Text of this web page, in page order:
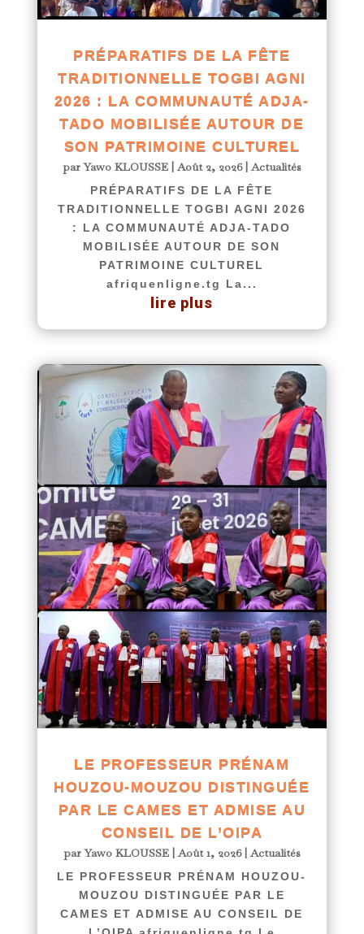
PRÉPARATIFS DE LA FÊTE
TRADITIONNELLE TOGBI AGNI
2026 : LA COMMUNAUTÉ ADJA-
TADO MOBILISÉE AUTOUR DE
SON PATRIMOINE CULTUREL
parYawo KLOUSSE|Août 2, 2026|Actualités
PRÉPARATIFS DE LA FÊTE
TRADITIONNELLE TOGBI AGNI 2026
: LA COMMUNAUTÉ ADJA-TADO
MOBILISÉE AUTOUR DE SON
PATRIMOINE CULTUREL
afriquenligne.tg La...
lire plus
LE PROFESSEUR PRÉNAM
HOUZOU-MOUZOU DISTINGUÉE
PAR LE CAMES ET ADMISE AU
CONSEIL DE L’OIPA
parYawo KLOUSSE|Août 1, 2026|Actualités
LE PROFESSEUR PRÉNAM HOUZOU-
MOUZOU DISTINGUÉE PAR LE
CAMES ET ADMISE AU CONSEIL DE